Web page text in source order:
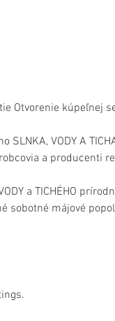
Otvorenie kúpeľnej
VODY A
a producenti
a TICHÉHO
sobotné májové